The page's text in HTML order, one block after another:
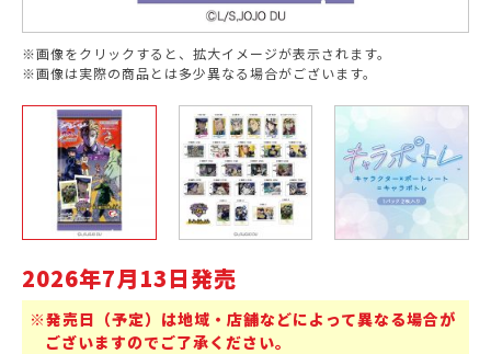
※画像をクリックすると、拡大イメージが表示されます。
※画像は実際の商品とは多少異なる場合がございます。
2026年7月13日発売
※発売日（予定）は地域・店舗などによって異なる場合が
ございますのでご了承ください。